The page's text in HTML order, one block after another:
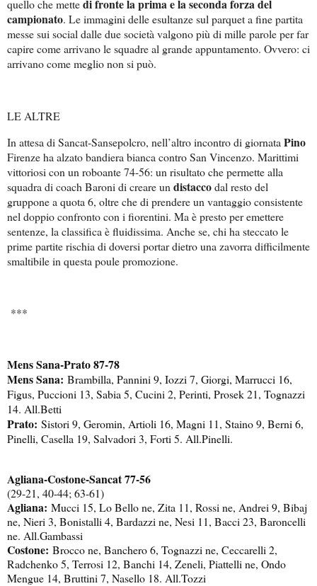
quello che mettedi fronte la prima e la seconda forza del
campionato. Le immagini delle esultanze sul parquet a fine partita
messe sui social dalle due società valgono più di mille parole per far
capire come arrivano le squadre al grande appuntamento. Ovvero: ci
arrivano come meglio non si può.
LE ALTRE
In attesa di Sancat-Sansepolcro, nell’altro incontro di giornata Pino
Firenze ha alzato bandiera bianca contro San Vincenzo. Marittimi
vittoriosi con un roboante 74-56: un risultato che permette alla
squadra di coach Baroni di creare un distaccodal resto del
gruppone a quota 6, oltre che di prendere un vantaggio consistente
nel doppio confronto con i fiorentini. Ma è presto per emettere
sentenze, la classifica è fluidissima. Anche se, chi ha steccato le
prime partite rischia di doversi portar dietro una zavorra difficilmente
smaltibile in questa poule promozione.
***
Mens Sana-Prato 87-78
Mens Sana: Brambilla, Pannini 9, Iozzi 7, Giorgi, Marrucci 16,
Figus, Puccioni 13, Sabia 5, Cucini 2, Perinti, Prosek 21, Tognazzi
14. All.Betti
Prato: Sistori 9, Geromin, Artioli 16, Magni 11, Staino 9, Berni 6,
Pinelli, Casella 19, Salvadori 3, Forti 5. All.Pinelli.
Agliana-Costone-Sancat 77-56
(29-21, 40-44; 63-61)
Agliana: Mucci 15, Lo Bello ne, Zita 11, Rossi ne, Andrei 9, Bibaj
ne, Nieri 3, Bonistalli 4, Bardazzi ne, Nesi 11, Bacci 23, Baroncelli
ne. All.Gambassi
Costone: Brocco ne, Banchero 6, Tognazzi ne, Ceccarelli 2,
Radchenko 5, Terrosi 12, Banchi 14, Zeneli, Piattelli ne, Ondo
Mengue 14, Bruttini 7, Nasello 18. All.Tozzi